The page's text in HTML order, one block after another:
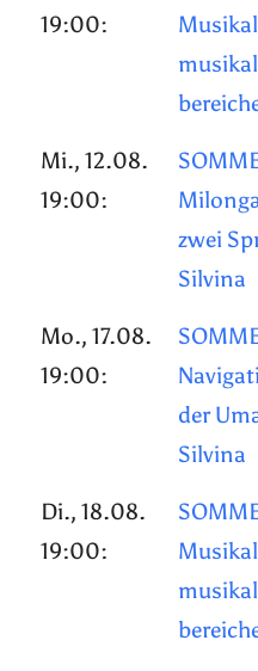
19:00:
Mi., 12.08.
19:00:
zwei
Silvina
Mo., 17.08.
19:00:
der
Silvina
Di., 18.08.
19:00: